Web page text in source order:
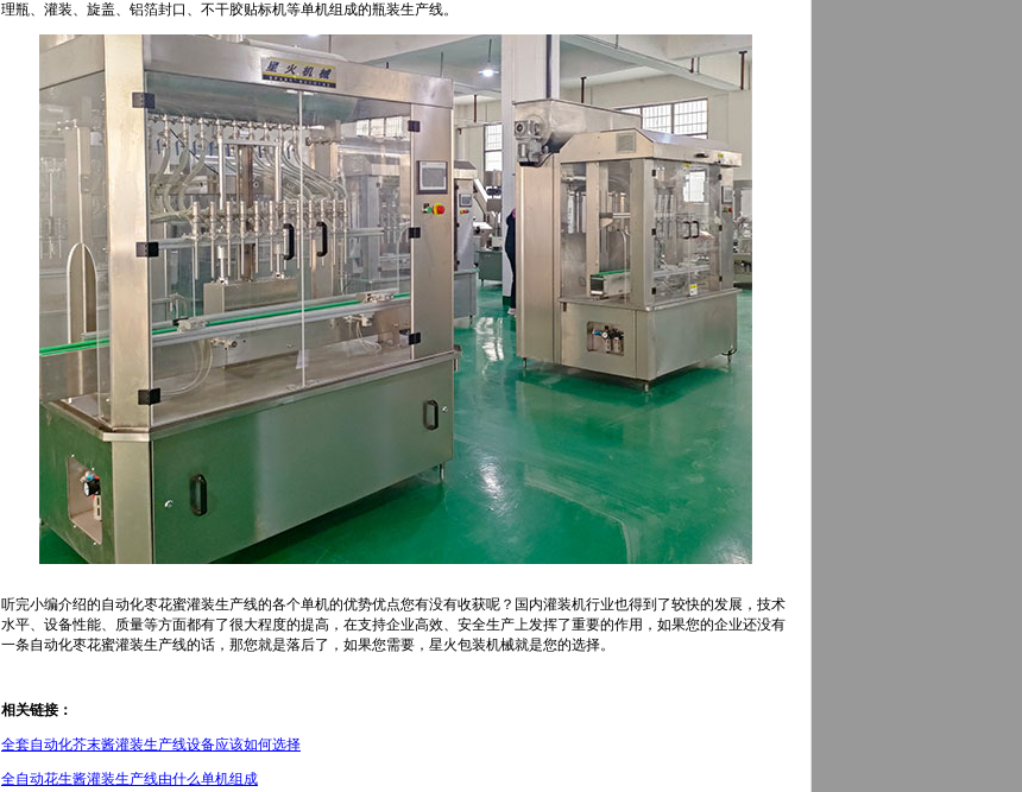
理瓶、灌装、旋盖、铝箔封口、不干胶贴标机等单机组成的瓶装生产线。
听完小编介绍的自动化枣花蜜灌装生产线的各个单机的优势优点您有没有收获呢？国内灌装机行业也得到了较快的发展，技术
水平、设备性能、质量等方面都有了很大程度的提高，在支持企业高效、安全生产上发挥了重要的作用，如果您的企业还没有
一条自动化枣花蜜灌装生产线的话，那您就是落后了，如果您需要，星火包装机械就是您的选择。
相关链接：
全套自动化芥末酱灌装生产线设备应该如何选择
全自动花生酱灌装生产线由什么单机组成